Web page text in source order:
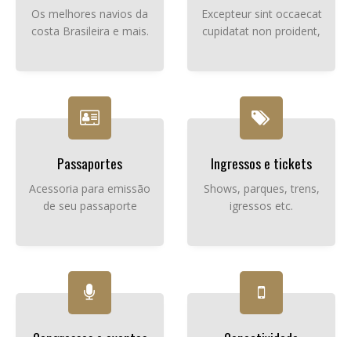
Os melhores navios da
costa Brasileira e mais.
Excepteur sint occaecat
cupidatat non proident,
Passaportes
Acessoria para emissão
de seu passaporte
Ingressos e tickets
Shows, parques, trens,
igressos etc.